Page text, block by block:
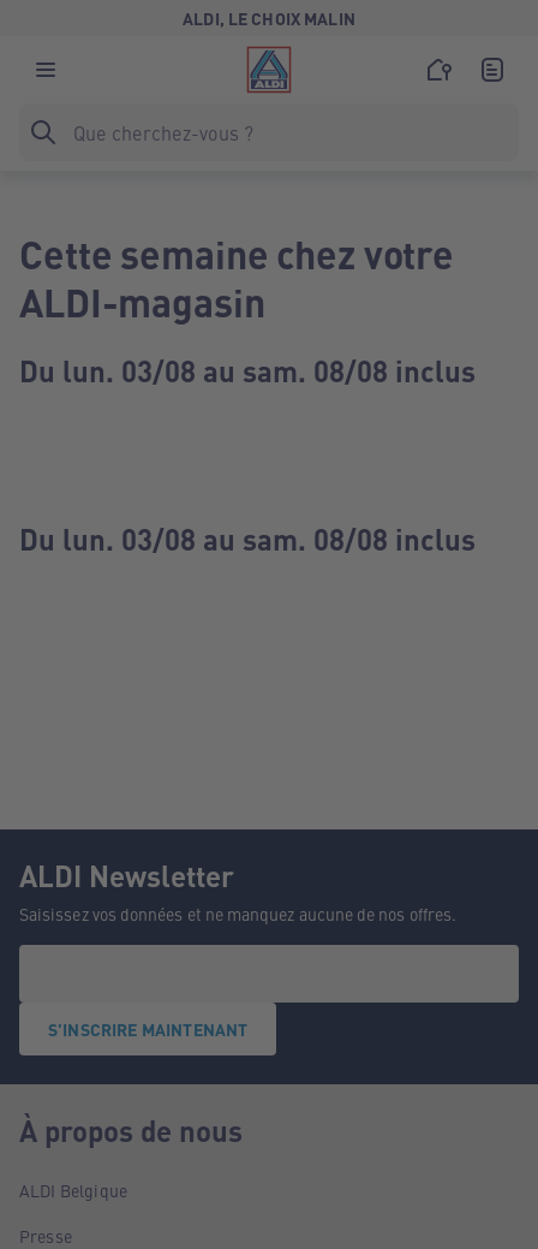
ALDI, LE CHOIX MALIN
Cette semaine chez votre
ALDI-magasin
Du lun. 03/08 au sam. 08/08 inclus
Du lun. 03/08 au sam. 08/08 inclus
ALDI Newsletter
Saisissez vos données et ne manquez aucune de nos offres.
S'INSCRIRE MAINTENANT
À propos de nous
ALDI Belgique
Presse